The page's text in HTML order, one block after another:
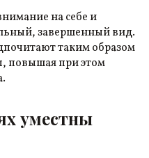
на себе и
завершенный вид.
таким образом
повышая при этом
уместны